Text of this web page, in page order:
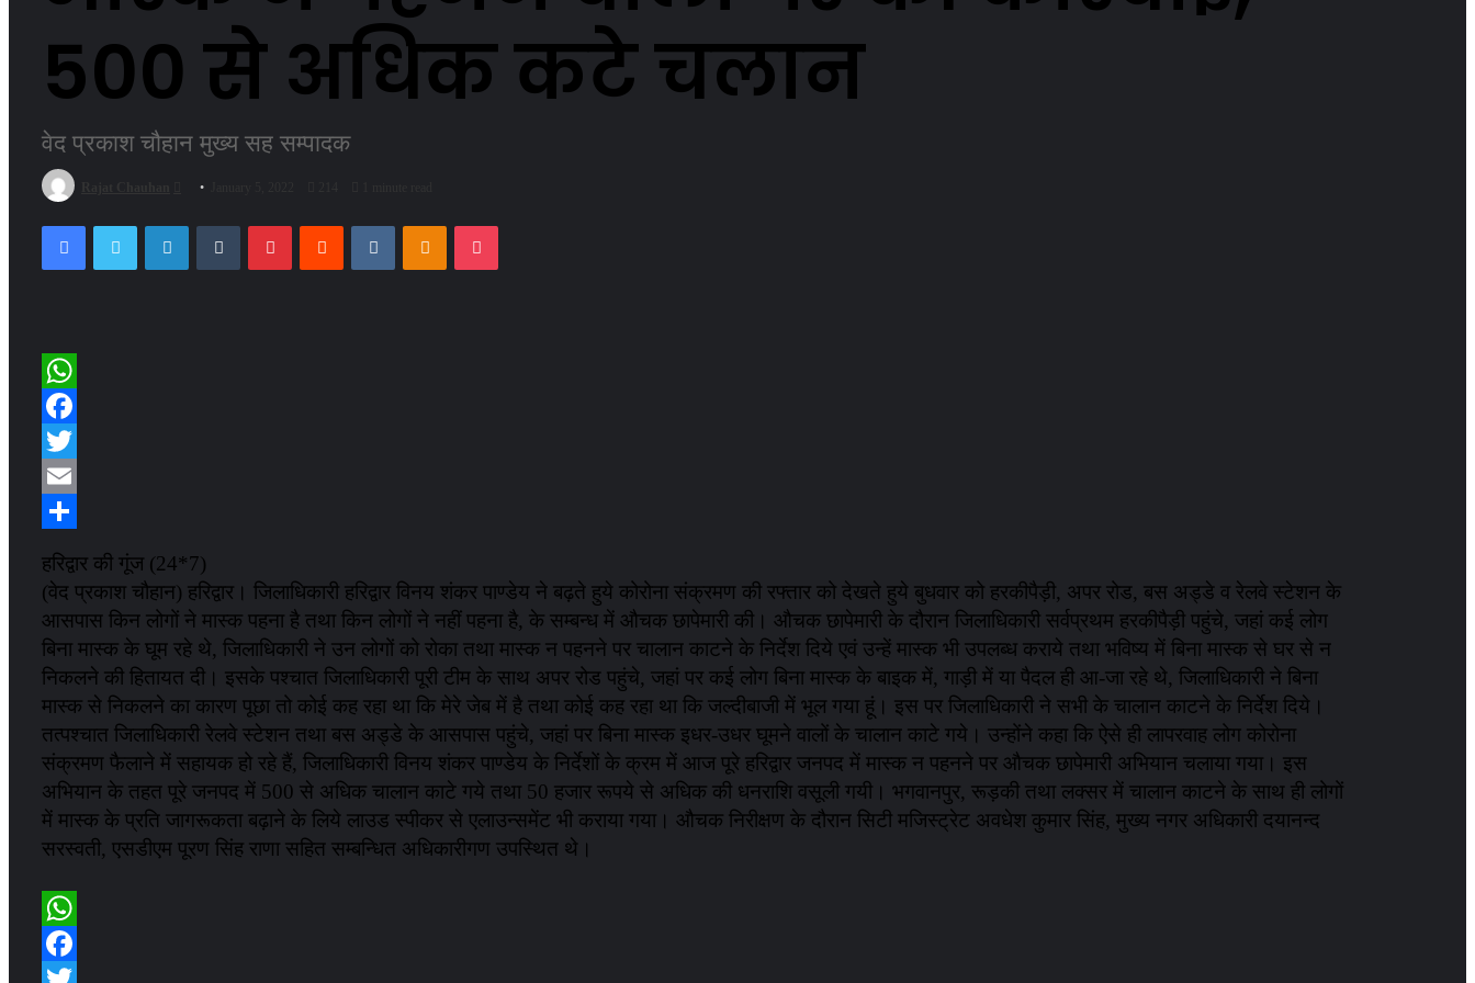
500 से अधिक कटे चलान
वेद प्रकाश चौहान मुख्य सह सम्पादक
Send
FacebookTwitter LinkedInTumblr PinterestReddit VKontakteOdnoklassniki
Pocket
WhatsApp
Facebook
Twitter
Email
हरिद्वार की गूंज (24*7)
(वेद प्रकाश चौहान) हरिद्वार। जिलाधिकारी हरिद्वार विनय शंकर पाण्डेय ने बढ़ते हुये कोरोना संक्रमण की रफ्तार को देखते हुये बुधवार को हरकीपैड़ी, अपर रोड, बस अड्डे व रेलवे स्टेशन के
आसपास किन लोगों ने मास्क पहना है तथा किन लोगों ने नहीं पहना है, के सम्बन्ध में औचक छापेमारी की। औचक छापेमारी के दौरान जिलाधिकारी सर्वप्रथम हरकीपैड़ी पहुंचे, जहां कई लोग
बिना मास्क के घूम रहे थे, जिलाधिकारी ने उन लोगों को रोका तथा मास्क न पहनने पर चालान काटने के निर्देश दिये एवं उन्हें मास्क भी उपलब्ध कराये तथा भविष्य में बिना मास्क से घर से न
निकलने की हितायत दी। इसके पश्चात जिलाधिकारी पूरी टीम के साथ अपर रोड पहुंचे, जहां पर कई लोग बिना मास्क के बाइक में, गाड़ी में या पैदल ही आ-जा रहे थे, जिलाधिकारी ने बिना
मास्क से निकलने का कारण पूछा तो कोई कह रहा था कि मेरे जेब में है तथा कोई कह रहा था कि जल्दीबाजी में भूल गया हूं। इस पर जिलाधिकारी ने सभी के चालान काटने के निर्देश दिये।
तत्पश्चात जिलाधिकारी रेलवे स्टेशन तथा बस अड्डे के आसपास पहुंचे, जहां पर बिना मास्क इधर-उधर घूमने वालों के चालान काटे गये। उन्होंने कहा कि ऐसे ही लापरवाह लोग कोरोना
संक्रमण फैलाने में सहायक हो रहे हैं, जिलाधिकारी विनय शंकर पाण्डेय के निर्देशों के क्रम में आज पूरे हरिद्वार जनपद में मास्क न पहनने पर औचक छापेमारी अभियान चलाया गया। इस
अभियान के तहत पूरे जनपद में 500 से अधिक चालान काटे गये तथा 50 हजार रूपये से अधिक की धनराशि वसूली गयी। भगवानपुर, रूड़की तथा लक्सर में चालान काटने के साथ ही लोगों
में मास्क के प्रति जागरूकता बढ़ाने के लिये लाउड स्पीकर से एलाउन्समेंट भी कराया गया। औचक निरीक्षण के दौरान सिटी मजिस्ट्रेट अवधेश कुमार सिंह, मुख्य नगर अधिकारी दयानन्द
सरस्वती, एसडीएम पूरण सिंह राणा सहित सम्बन्धित अधिकारीगण उपस्थित थे।
WhatsApp
Facebook